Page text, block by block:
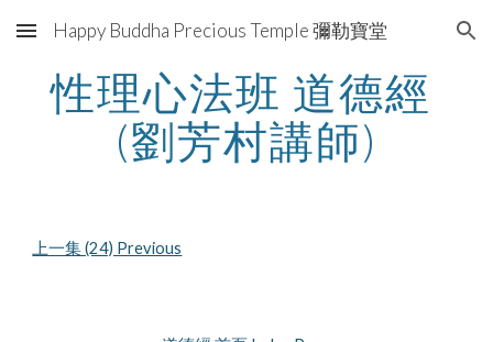
Skip to main content Skip to navigation
Happy Buddha Precious Temple 彌勒寶堂
性理心法班 道德經
(劉芳村講師)
上一集 (24) Previous